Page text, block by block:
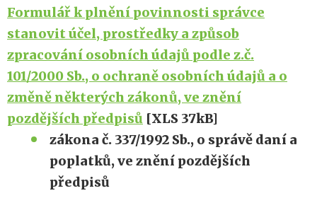
Formulář k plnění povinnosti správce
stanovit účel, prostředky a způsob
zpracování osobních údajů podle z.č.
101/2000 Sb., o ochraně osobních údajů a o
změně některých zákonů, ve znění
pozdějších předpisů [XLS 37kB]
zákona č. 337/1992 Sb., o správě daní a
poplatků, ve znění pozdějších
předpisů